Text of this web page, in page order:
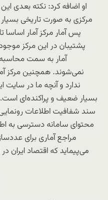
او اضافه کرد: نکته بعدی
مرکزی به صورت تاریخی
پس آمار مرکز آمار اساسا
پشتیبان در این مرکز
آمار به سمت محاسبه
نمی‌شوند. همچنین مرکز
ندارد و آنچه ما در
بسیار ضعیف و پراکنده‌ای
سند شفافیت اطلاعات
محتوای سامانه دسترسی به
مراجع آماری برای